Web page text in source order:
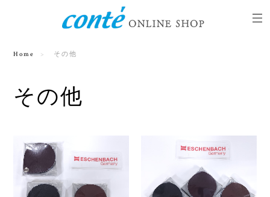
Home その他
その他